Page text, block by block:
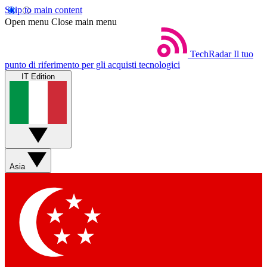
Skip to main content
Open menu Close main menu
TechRadar Il tuo
punto di riferimento per gli acquisti tecnologici
IT Edition
Asia